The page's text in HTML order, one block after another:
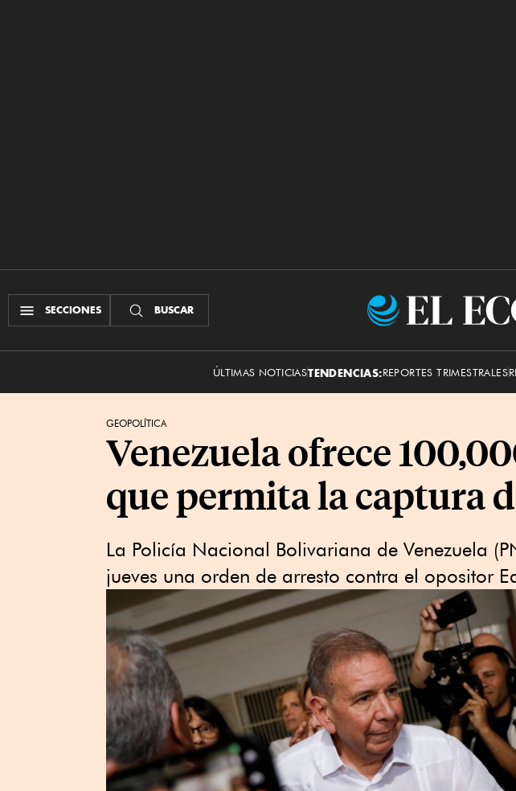
SECCIONES BUSCAR
ÚLTIMAS NOTICIASTENDENCIAS:REPORTES TRIMESTRALES
GEOPOLÍTICA
Venezuela ofrece
que permita la captura
La Policía Nacional Bolivariana de Venezuela
jueves una orden de arresto contra el opositor